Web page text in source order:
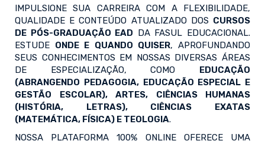
IMPULSIONE SUA CARREIRA COM A FLEXIBILIDADE,
QUALIDADE E CONTEÚDO ATUALIZADO DOS CURSOS
DE PÓS-GRADUAÇÃO EAD DA FASUL EDUCACIONAL.
ESTUDE ONDE E QUANDO QUISER, APROFUNDANDO
SEUS CONHECIMENTOS EM NOSSAS DIVERSAS ÁREAS
DE ESPECIALIZAÇÃO, COMO EDUCAÇÃO
(ABRANGENDO PEDAGOGIA, EDUCAÇÃO ESPECIAL E
GESTÃO ESCOLAR), ARTES, CIÊNCIAS HUMANAS
(HISTÓRIA, LETRAS), CIÊNCIAS EXATAS
(MATEMÁTICA, FÍSICA) E TEOLOGIA.
NOSSA PLATAFORMA 100% ONLINE OFERECE UMA